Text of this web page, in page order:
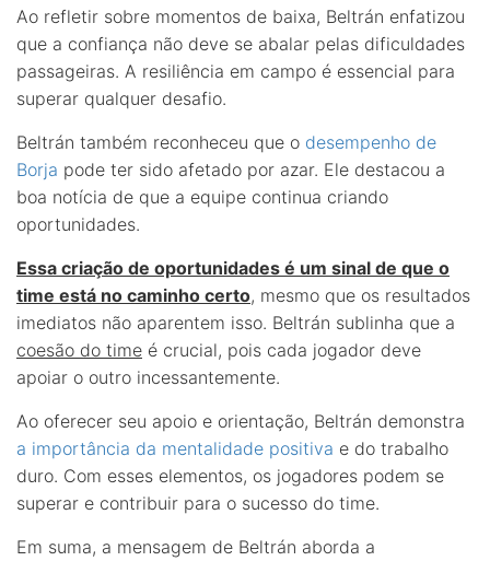
Ao refletir sobre momentos de baixa, Beltrán enfatizou
que a confiança não deve se abalar pelas dificuldades
passageiras. A resiliência em campo é essencial para
superar qualquer desafio.
Beltrán também reconheceu que o desempenho de
Borja pode ter sido afetado por azar. Ele destacou a
boa notícia de que a equipe continua criando
oportunidades.
Essa criação de oportunidades é um sinal de que o
time está no caminho certo, mesmo que os resultados
imediatos não aparentem isso. Beltrán sublinha que a
coesão do time é crucial, pois cada jogador deve
apoiar o outro incessantemente.
Ao oferecer seu apoio e orientação, Beltrán demonstra
a importância da mentalidade positiva e do trabalho
duro. Com esses elementos, os jogadores podem se
superar e contribuir para o sucesso do time.
Em suma, a mensagem de Beltrán aborda a